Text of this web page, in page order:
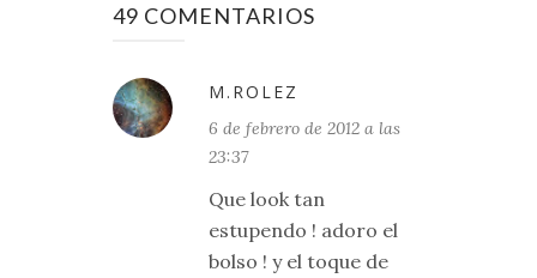
49 COMENTARIOS
M.ROLEZ
6 de febrero de 2012 a las
23:37
Que look tan
estupendo ! adoro el
bolso ! y el toque de